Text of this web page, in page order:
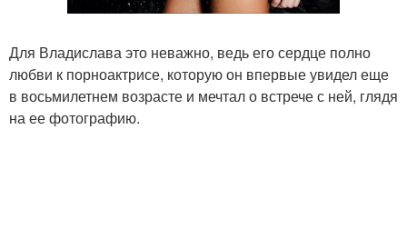
Для Владислава это неважно, ведь его сердце полно
любви к порноактрисе, которую он впервые увидел еще
в восьмилетнем возрасте и мечтал о встрече с ней, глядя
на ее фотографию.